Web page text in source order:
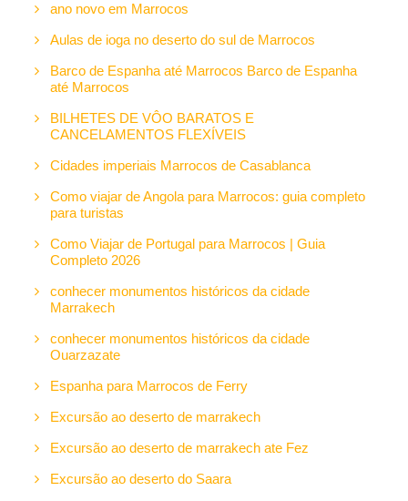
ano novo em Marrocos
Aulas de ioga no deserto do sul de Marrocos
Barco de Espanha até Marrocos Barco de Espanha
até Marrocos
BILHETES DE VÔO BARATOS E
CANCELAMENTOS FLEXÍVEIS
Cidades imperiais Marrocos de Casablanca
Como viajar de Angola para Marrocos: guia completo
para turistas
Como Viajar de Portugal para Marrocos | Guia
Completo 2026
conhecer monumentos históricos da cidade
Marrakech
conhecer monumentos históricos da cidade
Ouarzazate
Espanha para Marrocos de Ferry
Excursão ao deserto de marrakech
Excursão ao deserto de marrakech ate Fez
Excursão ao deserto do Saara